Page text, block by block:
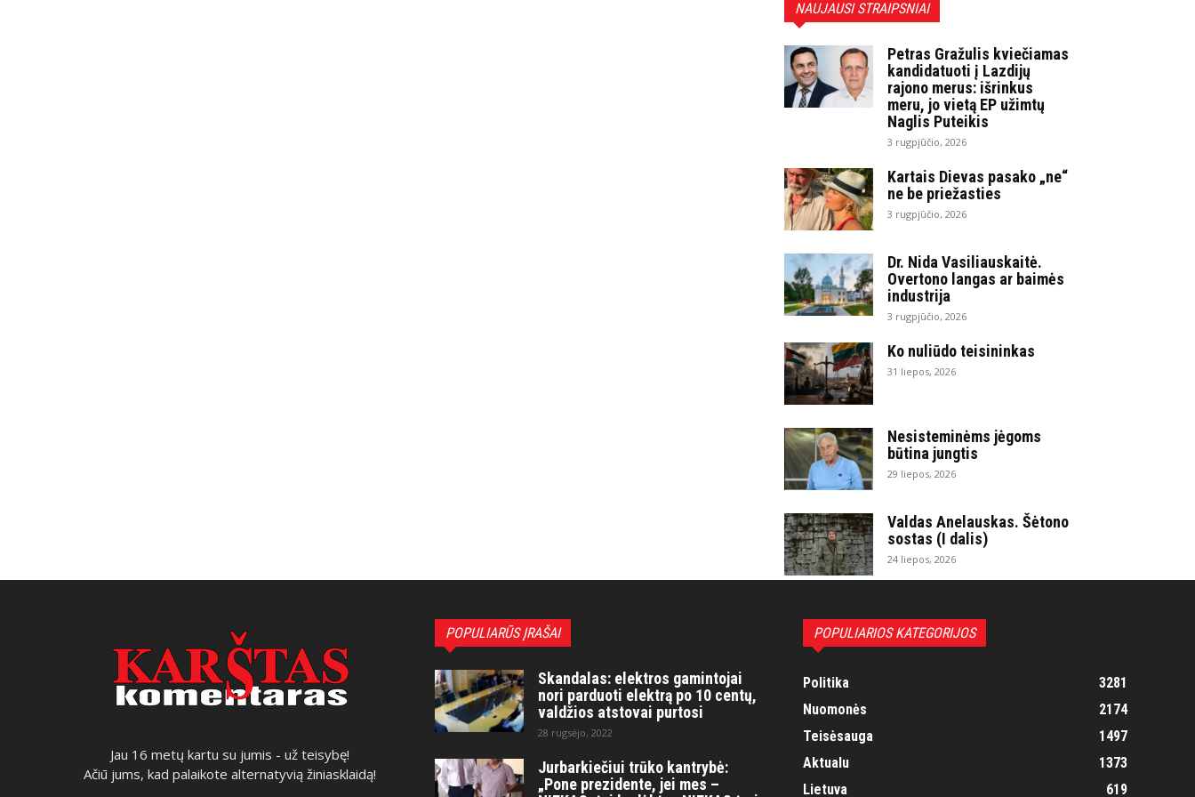
NAUJAUSI STRAIPSNIAI
Petras Gražulis kviečiamas
kandidatuoti į Lazdijų
rajono merus: išrinkus
meru, jo vietą EP užimtų
Naglis Puteikis
3 rugpjūčio, 2026
Kartais Dievas pasako „ne“
ne be priežasties
3 rugpjūčio, 2026
Dr. Nida Vasiliauskaitė.
Overtono langas ar baimės
industrija
3 rugpjūčio, 2026
Ko nuliūdo teisininkas
31 liepos, 2026
Nesisteminėms jėgoms
būtina jungtis
29 liepos, 2026
Valdas Anelauskas. Šėtono
sostas (I dalis)
24 liepos, 2026
Jau 16 metų kartu su jumis - už teisybę!
Ačiū jums, kad palaikote alternatyvią žiniasklaidą!
POPULIARŪS ĮRAŠAI
Skandalas: elektros gamintojai
nori parduoti elektrą po 10 centų,
valdžios atstovai purtosi
28 rugsėjo, 2022
Jurbarkiečiui trūko kantrybė:
„Pone prezidente, jei mes –
POPULIARIOS KATEGORIJOS
Politika
3281
Nuomonės
2174
Teisėsauga
1497
Aktualu
1373
Lietuva
619